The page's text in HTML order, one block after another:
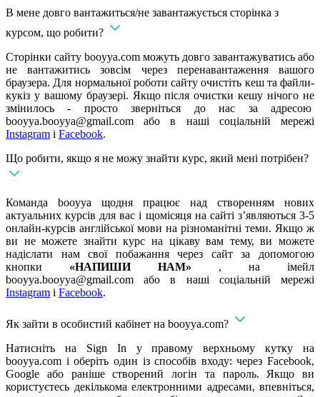
В мене довго вантажиться/не завантажується сторінка з
курсом, що робити?
Сторінки сайту booyya.com можуть довго завантажуватись або
не вантажитись зовсім через перенавантаження вашого
браузера. Для нормальної роботи сайту очистіть кеш та файли-
кукіз у вашому браузері. Якщо після очистки кешу нічого не
змінилось - просто зверніться до нас за адресою
booyya.booyya@gmail.com або в наші соціальній мережі
Instagram і Facebook.
Що робити, якщо я не можу знайти курс, який мені потрібен?
Команда booyya щодня працює над створенням нових
актуальних курсів для вас і щомісяця на сайті з’являються 3-5
онлайн-курсів англійської мови на різноманітні теми. Якщо ж
ви не можете знайти курс на цікаву вам тему, ви можете
надіслати нам свої побажання через сайт за допомогою
кнопки «НАПИШИ НАМ» , на імейл
booyya.booyya@gmail.com або в наші соціальній мережі
Instagram і Facebook.
Як зайти в особистий кабінет на booyya.com?
Натисніть на Sign In у правому верхньому кутку на
booyya.com і оберіть один із способів входу: через Facebook,
Google або раніше створений логін та пароль. Якщо ви
користуєтесь декількома електронними адресами, впевніться,